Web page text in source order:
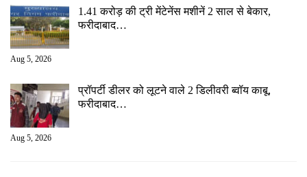
1.41 करोड़ की ट्री मेंटेनेंस मशीनें 2 साल से बेकार,
फरीदाबाद…
Aug 5, 2026
प्रॉपर्टी डीलर को लूटने वाले 2 डिलीवरी ब्वॉय काबू,
फरीदाबाद…
Aug 5, 2026